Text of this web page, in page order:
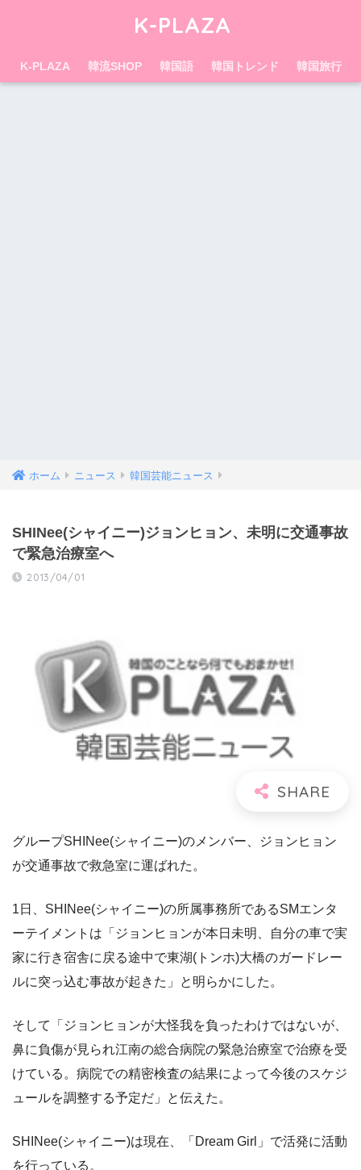
K-PLAZA
K-PLAZA 韓流SHOP 韓国語 韓国トレンド 韓国旅行
ホーム ニュース 韓国芸能ニュース
SHINee(シャイニー)ジョンヒョン、未明に交通事故
で緊急治療室へ
2013/04/01
グループSHINee(シャイニー)のメンバー、ジョンヒョン
が交通事故で救急室に運ばれた。
1日、SHINee(シャイニー)の所属事務所であるSMエンタ
ーテイメントは「ジョンヒョンが本日未明、自分の車で実
家に行き宿舎に戻る途中で東湖(トンホ)大橋のガードレー
ルに突っ込む事故が起きた」と明らかにした。
そして「ジョンヒョンが大怪我を負ったわけではないが、
鼻に負傷が見られ江南の総合病院の緊急治療室で治療を受
けている。病院での精密検査の結果によって今後のスケジ
ュールを調整する予定だ」と伝えた。
SHINee(シャイニー)は現在、「Dream Girl」で活発に活動
を行っている。